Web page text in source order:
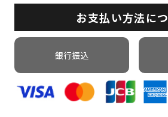
お支払い方法に
銀行振込